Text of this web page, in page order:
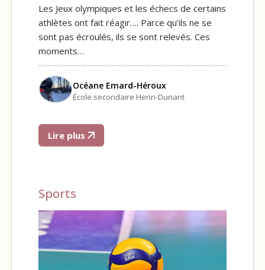
Les Jeux olympiques et les échecs de certains
athlètes ont fait réagir…. Parce qu’ils ne se
sont pas écroulés, ils se sont relevés. Ces
moments…
Océane Emard-Héroux
École secondaire Henri-Dunant
Lire plus
Sports